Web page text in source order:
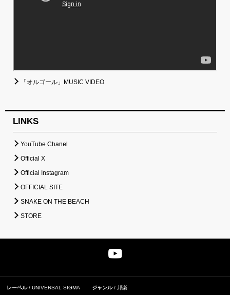
「オルゴール」MUSIC VIDEO
LINKS
YouTube Chanel
Official X
Official Instagram
OFFICIAL SITE
SNAKE ON THE BEACH
STORE
レーベル UNIVERSAL SIGMA ジャンル 邦楽